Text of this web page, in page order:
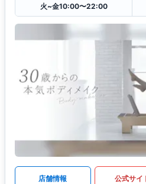
火~金10:00〜22:00
店舗情報 公式サイ